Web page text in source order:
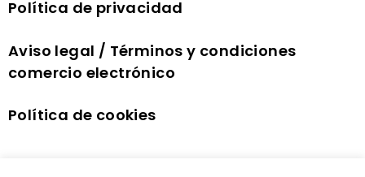
Política de privacidad
Aviso legal / Términos y condiciones
comercio electrónico
Política de cookies